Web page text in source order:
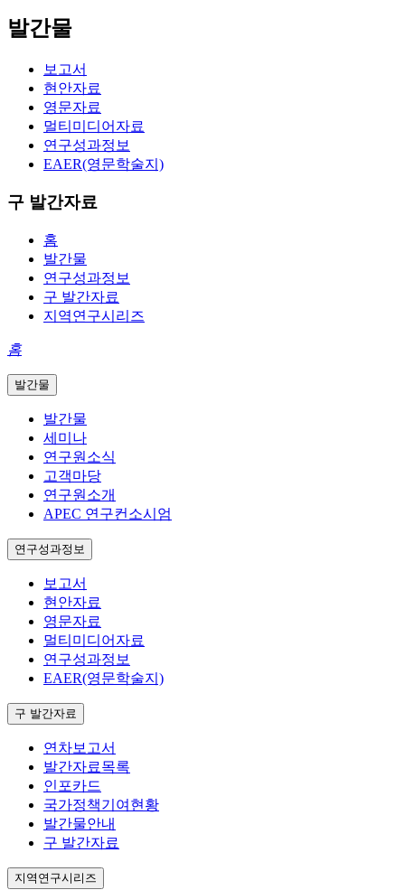
발간물
보고서
현안자료
영문자료
멀티미디어자료
연구성과정보
EAER(영문학술지)
구 발간자료
홈
발간물
연구성과정보
구 발간자료
지역연구시리즈
홈
발간물
발간물
세미나
연구원소식
고객마당
연구원소개
APEC 연구컨소시엄
연구성과정보
보고서
현안자료
영문자료
멀티미디어자료
연구성과정보
EAER(영문학술지)
구 발간자료
연차보고서
발간자료목록
인포카드
국가정책기여현황
발간물안내
구 발간자료
지역연구시리즈